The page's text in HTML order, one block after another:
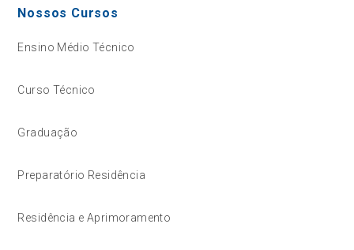
Nossos Cursos
Ensino Médio Técnico
Curso Técnico
Graduação
Preparatório Residência
Residência e Aprimoramento